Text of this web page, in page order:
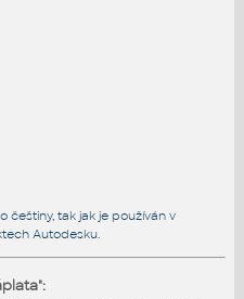
češtiny, tak jak je používán v
Autodesku.